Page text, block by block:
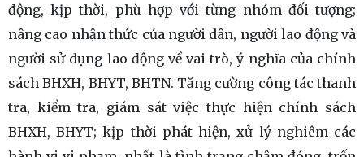
động, kịp thời, phù hợp với từng nhóm đối tượng;
nâng cao nhận thức của người dân, người lao động và
người sử dụng lao động về vai trò, ý nghĩa của chính
sách BHXH, BHYT, BHTN. Tăng cường công tác thanh
tra, kiểm tra, giám sát việc thực hiện chính sách
BHXH, BHYT; kịp thời phát hiện, xử lý nghiêm các